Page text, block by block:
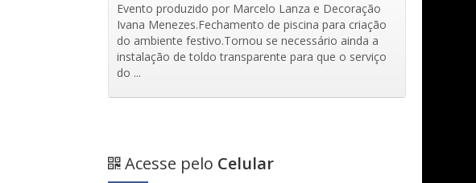
Evento produzido por Marcelo Lanza e Decoração
Ivana Menezes.Fechamento de piscina para criação
do ambiente festivo.Tornou se necessário ainda a
instalação de toldo transparente para que o serviço
do ...
Acesse pelo Celular